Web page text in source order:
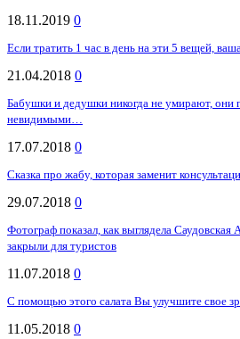
18.11.2019 0
Если тратить 1 час в день на эти 5 вещей,
21.04.2018 0
Бабушки и дедушки никогда не умирают, они
невидимыми…
17.07.2018 0
Сказка про жабу, которая заменит
29.07.2018 0
Фотограф показал, как выглядела Саудовская
закрыли для туристов
11.07.2018 0
С помощью этого салата Вы улучшите свое
11.05.2018 0